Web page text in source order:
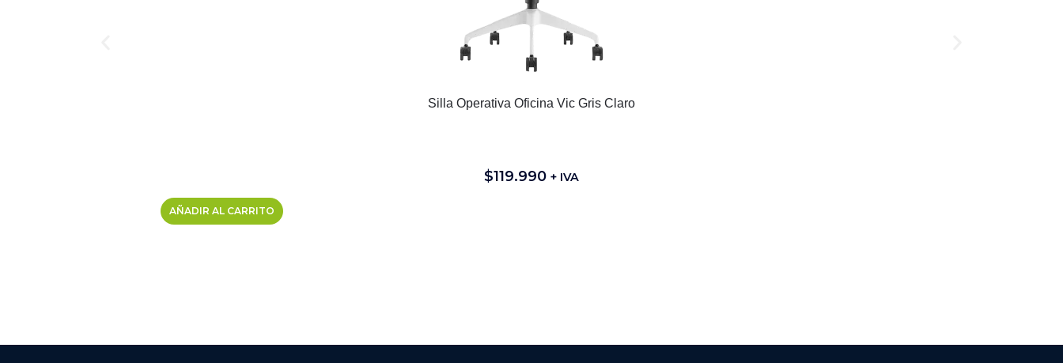
Silla Operativa Oficina Vic Gris Claro
$119.990 + IVA
AÑADIR AL CARRITO